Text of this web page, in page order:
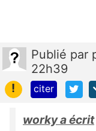
Publié par
22h39
!
citer
worky a écrit